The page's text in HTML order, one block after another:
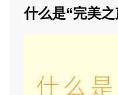
什么是“完美